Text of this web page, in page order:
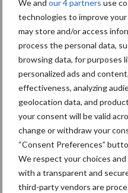
We and our 4 partners use
technologies to improve
may store and/or access
process the personal data,
browsing data, for purposes
personalized ads and
effectiveness, analyzing
geolocation data, and
your consent will be valid
change or withdraw your
“Consent Preferences”
We respect your choices
with a transparent and
third-party vendors are
markt
Themapagina's
Diergezondheid
Bedrijfsnieuws